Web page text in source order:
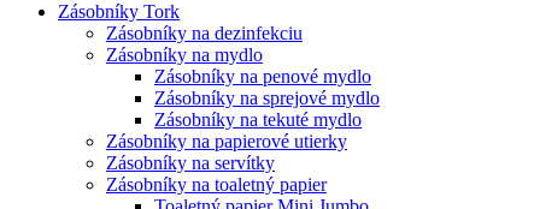
Zásobníky Tork
Zásobníky na dezinfekciu
Zásobníky na mydlo
Zásobníky na penové mydlo
Zásobníky na sprejové mydlo
Zásobníky na tekuté mydlo
Zásobníky na papierové utierky
Zásobníky na servítky
Zásobníky na toaletný papier